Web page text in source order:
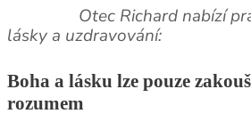
Otec Richard nabízí
lásky a uzdravování:
Boha a lásku lze pouze
rozumem